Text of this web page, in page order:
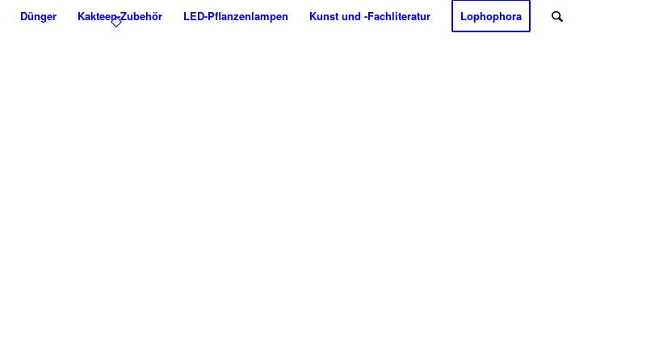
Dünger Kakteen-Zubehör LED-Pflanzenlampen Kunst und -Fachliteratur Lophophora